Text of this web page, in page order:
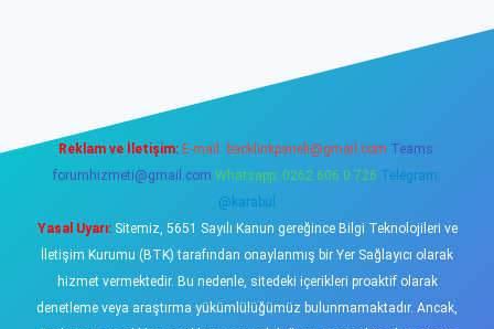
Reklam ve İletişim: E-mail: backlinkpaneli@gmail.com Teams:
forumhizmeti@gmail.com Whatsapp: 0262 606 0 726 Telegram:
@karabul
Yasal Uyarı:Sitemiz, 5651 Sayılı Kanun gereğince Bilgi Teknolojileri ve
İletişim Kurumu (BTK) tarafından onaylanmış bir Yer Sağlayıcı olarak
hizmet vermektedir. Bu nedenle, sitedeki içerikleri proaktif olarak
denetleme veya araştırma yükümlülüğümüz bulunmamaktadır. Ancak,